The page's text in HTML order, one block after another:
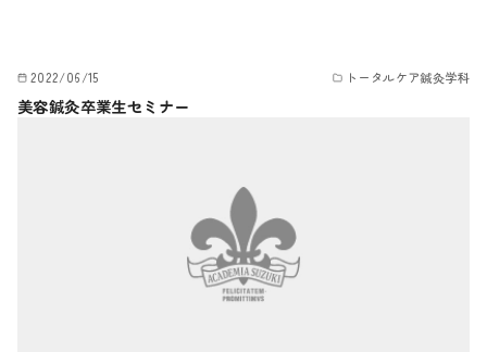
2022/06/15 トータルケア鍼灸学科
美容鍼灸卒業生セミナー